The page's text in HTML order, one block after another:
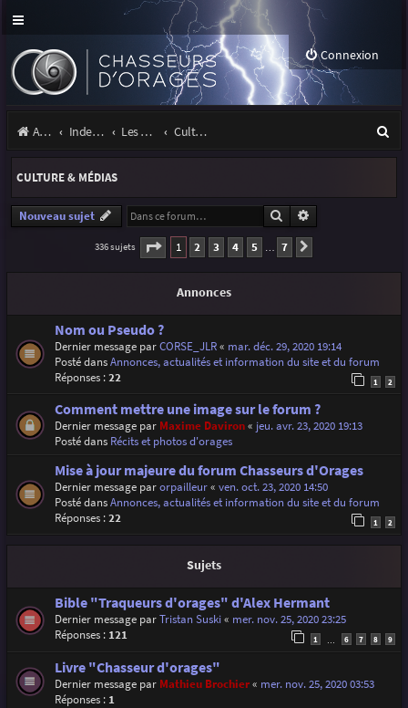
Connexion
Accueil Index du forum Les orages Culture & médias
e
r
CULTURE & MÉDIAS
Nouveau sujet Rechercher
336 sujets Page 1sur
1 2 3 4 5 … 7
Annonces
Nom ou Pseudo ?
Dernier message parCORSE_JLR« mar. déc. 29, 2020 19:14
Posté dansAnnonces, actualités et information du site et du forum
Réponses :22 1 2
Comment mettre une image sur le forum ?
Dernier message par Maxime Daviron« jeu. avr. 23, 2020 19:13
Posté dans Récits et photos d'orages
Mise à jour majeure du forum Chasseurs d'Orages
Dernier message parorpailleur« ven. oct. 23, 2020 14:50
Posté dansAnnonces, actualités et information du site et du forum
Réponses :22 1 2
Sujets
Bible "Traqueurs d'orages" d'Alex Hermant
Dernier message parTristan Suski« mer. nov. 25, 2020 23:25
Réponses : 121 1 6 7 8 9
Livre "Chasseur d'orages"
Dernier message par Mathieu Brochier« mer. nov. 25, 2020 03:53
Réponses : 1